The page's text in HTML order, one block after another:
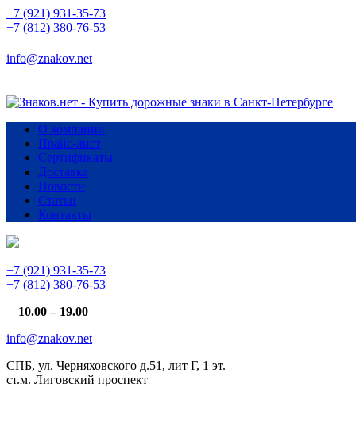
+7 (921) 931-35-73
+7 (812) 380-76-53
info@znakov.net
О компании
Прайс-лист
Сертификаты
Доставка
Новости
Статьи
Контакты
+7 (921) 931-35-73
+7 (812) 380-76-53
10.00 – 19.00
info@znakov.net
СПБ, ул. Черняховского д.51, лит Г, 1 эт.
cт.м. Лиговский проспект